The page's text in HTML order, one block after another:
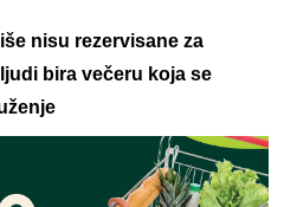
nisu rezervisane za
bira večeru koja se